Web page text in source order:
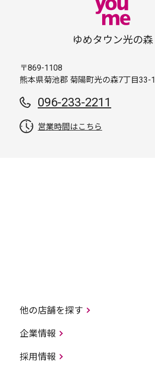
ゆめタウン光の森
〒869-1108
熊本県菊池郡 菊陽町光の森7丁目33-1
096-233-2211
営業時間はこちら
他の店舗を探す
企業情報
採用情報